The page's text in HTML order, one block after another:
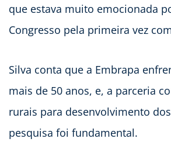
que estava muito emocionada
Congresso pela primeira vez
Silva conta que a Embrapa
mais de 50 anos, e, a parceria
rurais para desenvolvimento
pesquisa foi fundamental.